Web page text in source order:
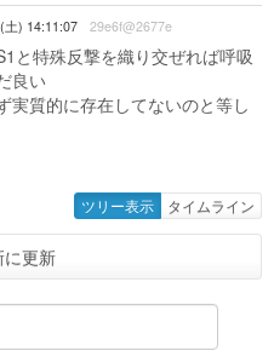
土) 14:11:07 29e6f@2677e
と特殊反撃を織り交ぜれば呼吸
良い
実質的に存在してないのと等し
ツリー表示 タイムライン
に更新